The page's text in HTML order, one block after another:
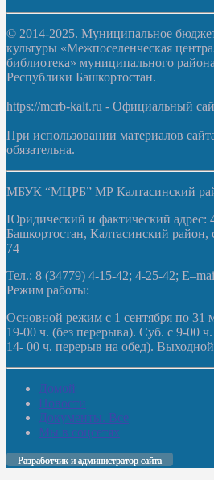
© 2014-2025. Муниципальное
культуры «Межпоселенческая
библиотека» муниципального
Республики Башкортостан.
https://mcrb-kalt.ru - Официальный
При использовании материалов
обязательна.
МБУК “МЦРБ” МР Калтасинский
Юридический и фактический адрес:
Башкортостан, Калтасинский
74
Тел.: 8 (34779) 4-15-42; 4-25-42;
Режим работы:
Основной режим с 1 сентября по 31
19-00 ч. (без перерыва). Суб. с 9-00
14- 00 ч. перерыв на обед). Выходной
Домой
Новости
Документы. Все
Мы в соцсетях
Разработчик и администратор сайта